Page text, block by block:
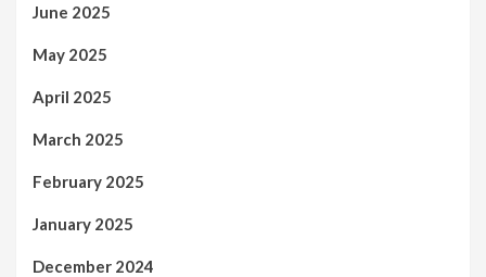
June 2025
May 2025
April 2025
March 2025
February 2025
January 2025
December 2024